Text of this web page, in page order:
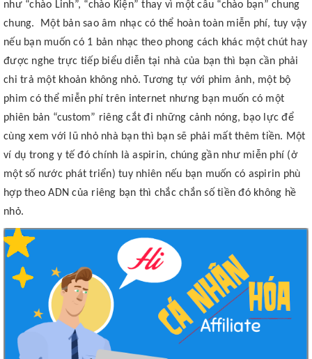
như “chào Linh”, “chào Kiện” thay vì một câu “chào bạn” chung
chung. Một bản sao âm nhạc có thể hoàn toàn miễn phí, tuy vậy
nếu bạn muốn có 1 bản nhạc theo phong cách khác một chút hay
được nghe trực tiếp biểu diễn tại nhà của bạn thì bạn cần phải
chi trả một khoản không nhỏ. Tương tự với phim ảnh, một bộ
phim có thể miễn phí trên internet nhưng bạn muốn có một
phiên bản “custom” riêng cắt đi những cảnh nóng, bạo lực để
cùng xem với lũ nhỏ nhà bạn thì bạn sẽ phải mất thêm tiền. Một
ví dụ trong y tế đó chính là aspirin, chúng gần như miễn phí (ở
một số nước phát triển) tuy nhiên nếu bạn muốn có aspirin phù
hợp theo ADN của riêng bạn thì chắc chắn số tiền đó không hề
nhỏ.